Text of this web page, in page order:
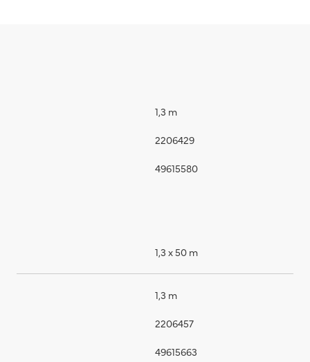
1,3 m
2206429
49615580
1,3 x 50 m
1,3 m
2206457
49615663